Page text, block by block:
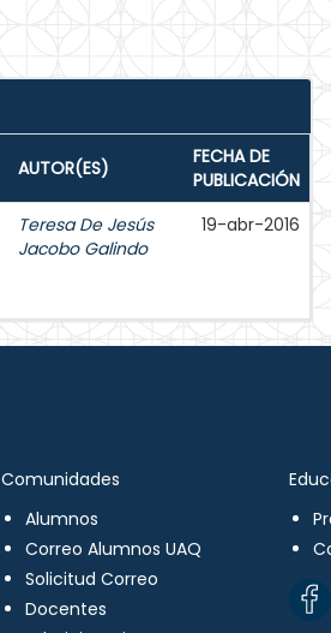
AUTOR(ES)
FECHA DE
PUBLICACIÓN
Teresa De Jesús
Jacobo Galindo
19-abr-2016
Comunidades
Alumnos
Correo Alumnos UAQ
Solicitud Correo
Docentes